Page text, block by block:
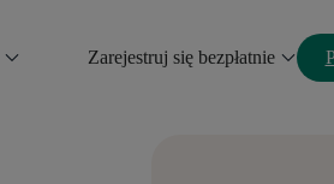
Zarejestruj się bezpłatnie